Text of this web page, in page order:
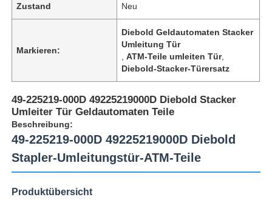
Zustand Neu
Markieren:
Diebold Geldautomaten Stacker
Umleitung Tür
,ATM-Teile umleiten Tür,
Diebold-Stacker-Türersatz
49-225219-000D 49225219000D Diebold Stacker
Umleiter Tür Geldautomaten Teile
Beschreibung:
49-225219-000D 49225219000D Diebold
Stapler-Umleitungstür-ATM-Teile
Produktübersicht